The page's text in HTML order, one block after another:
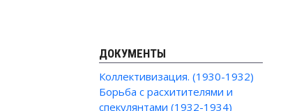
ДОКУМЕНТЫ
Коллективизация. (1930-1932)
Борьба с расхитителями и
спекулянтами (1932-1934)